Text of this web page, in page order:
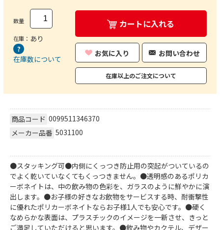
数量
在庫： あり
在庫数について
カートに入れる
お気に入り お問い合わせ
在庫以上のご注文について
商品コード 0099511346370
メーカー品番 5031100
●スタッキング可●内側にくっつき防止用の突起がついているの
でよく乾いていなくてもくっつきません。●透明感のあるポリカ
ーボネイトは、中の飲み物の色彩を、ガラスのように鮮やかに演
出します。●お子様の好きなお飲物をサービスする時、耐衝撃性
に優れたポリカーボネイトならお子様1人でも安心です。●硬く
なめらかな表面は、プラスチックのイメージを一新させ、きっと
ご満足していただけると思います。●飲み物やカクテル、デザー